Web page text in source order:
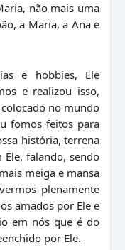
não mais uma
a Maria, a Ana e
e hobbies, Ele
e realizou isso,
no mundo
fomos feitos para
história, terrena
falando, sendo
meiga e mansa
plenamente
amados por Ele e
em nós que é do
por Ele.